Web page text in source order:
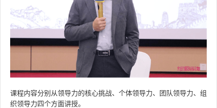
课程内容分别从领导力的核心挑战、 个体领导力、 团队领导力、 组
织领导力 四个方面讲授。